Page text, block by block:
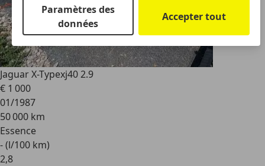
Jaguar X-Typexj40 2.9
€ 1 000
01/1987
50 000 km
Essence
- (l/100 km)
2,8
Paramètres des
données
Accepter tout